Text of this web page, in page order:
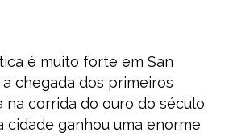
é muito forte em San
chegada dos primeiros
na corrida do ouro do século
cidade ganhou uma enorme